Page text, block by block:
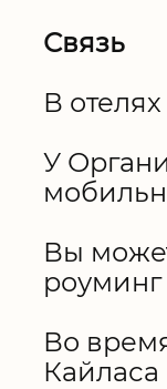
Связь
В
У
Вы
Во
Кайласа